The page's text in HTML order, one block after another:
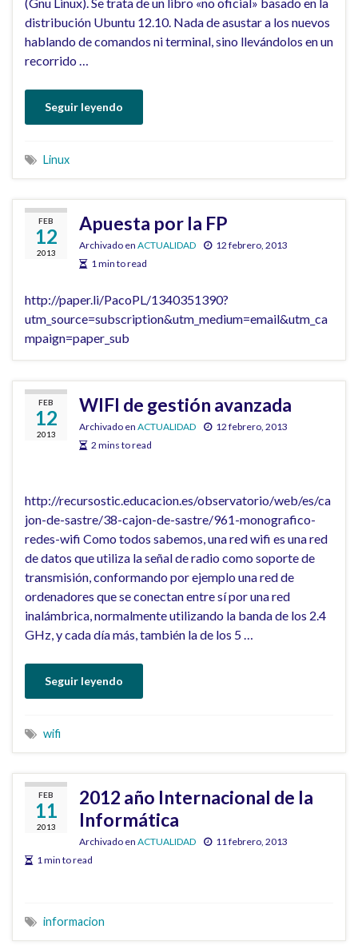
distribución Ubuntu 12.10. Nada de asustar a los nuevos
hablando de comandos ni terminal, sino llevándolos en un
recorrido …
Seguir leyendo
Linux
FEB
12
2013
Apuesta por la FP
Archivado en ACTUALIDAD
12 febrero, 2013
1 min to read
http://paper.li/PacoPL/1340351390?
utm_source=subscription&utm_medium=email&utm_ca
mpaign=paper_sub
FEB
12
2013
WIFI de gestión avanzada
Archivado en ACTUALIDAD
12 febrero, 2013
2 mins to read
http://recursostic.educacion.es/observatorio/web/es/ca
jon-de-sastre/38-cajon-de-sastre/961-monografico-
redes-wifi Como todos sabemos, una red wifi es una red
de datos que utiliza la señal de radio como soporte de
transmisión, conformando por ejemplo una red de
ordenadores que se conectan entre sí por una red
inalámbrica, normalmente utilizando la banda de los 2.4
GHz, y cada día más, también la de los 5 …
Seguir leyendo
wifi
FEB
11
2013
2012 año Internacional de la
Informática
Archivado en ACTUALIDAD
11 febrero, 2013
1 min to read
informacion